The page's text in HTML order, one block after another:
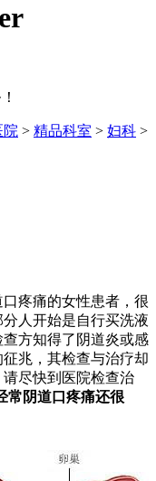
院 > 精品科室 > 妇科 >
疼痛的女性患者，很
人开始是自行买洗液
方知得了阴道炎或感
兆，其检查与治疗却
尽快到医院检查治
常阴道口疼痛还很